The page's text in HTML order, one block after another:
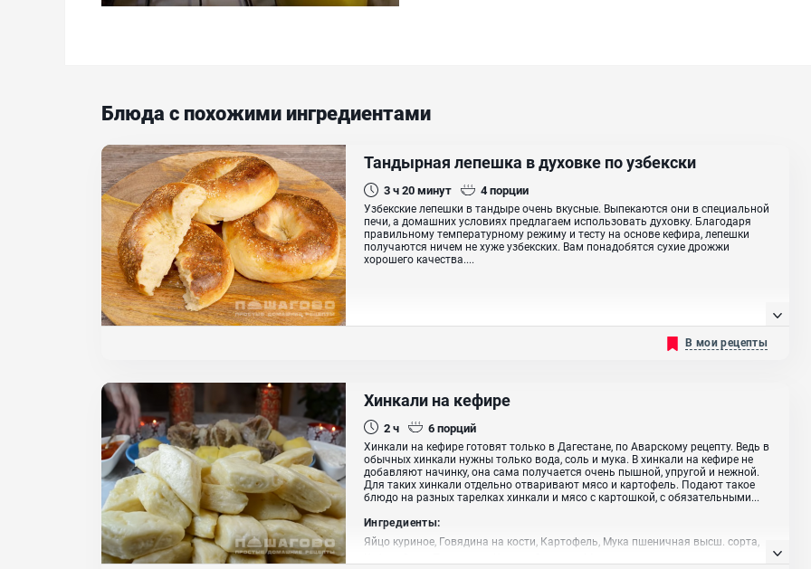
Блюда с похожими ингредиентами
Тандырная лепешка в духовке по узбекски
3 ч 20минут 4порции
Узбекские лепешки в тандыре очень вкусные. Выпекаются они в специальной
печи, а домашних условиях предлагаем использовать духовку. Благодаря
правильному температурному режиму и тесту на основе кефира, лепешки
получаются ничем не хуже узбекских. Вам понадобятся сухие дрожжи
хорошего качества....
В мои рецепты
Хинкали на кефире
2 ч 6порций
Хинкали на кефире готовят только в Дагестане, по Аварскому рецепту. Ведь в
обычных хинкали нужны только вода, соль и мука. В хинкали на кефире не
добавляют начинку, она сама получается очень пышной, упругой и нежной.
Для таких хинкали отдельно отваривают мясо и картофель. Подают такое
блюдо на разных тарелках хинкали и мясо с картошкой, с обязательными...
Ингредиенты:
Яйцо куриное, Говядина на кости, Картофель, Мука пшеничная высш. сорта,